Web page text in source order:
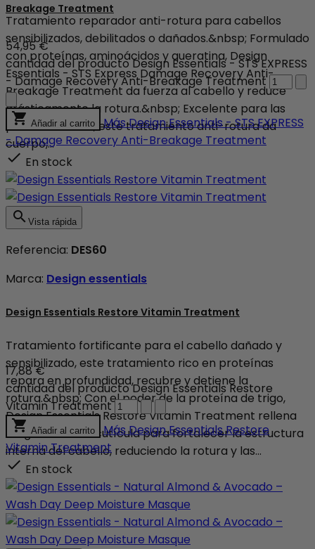
Breakage Treatment
Tratamiento reparador anti-rotura para cabellos
sensibilizados, debilitados o dañados.&nbsp; Formulado
con proteínas, aminoácidos y queratina, Design
Essentials - STS Express Damage Recovery Anti-
Breakage Treatment da fuerza al cabello y reduce
drásticamente la rotura.&nbsp; Excelente para las
puntas abiertas, este tratamiento anti-rotura da
cuerpo,...
54,95 €
cantidad del producto Design Essentials - STS EXPRESS
- Damage Recovery Anti-Breakage Treatment
 Añadir al carrito MásDesign Essentials - STS EXPRESS
- Damage Recovery Anti-Breakage Treatment
 En stock
 Vista rápida
Referencia: DES60
Marca: Design essentials
Design Essentials Restore Vitamin Treatment
Tratamiento fortificante para el cabello dañado y
sensibilizado, este tratamiento rico en proteínas
repara en profundidad, recubre y detiene la
rotura.&nbsp; Con el poder de la proteína de trigo,
Design Essentials Restore Vitamin Treatment rellena
las grietas de la cutícula para fortalecer la estructura
interna del cabello, reduciendo la rotura y las...
17,88 €
cantidad del producto Design Essentials Restore
Vitamin Treatment
 Añadir al carrito MásDesign Essentials Restore
Vitamin Treatment
 En stock